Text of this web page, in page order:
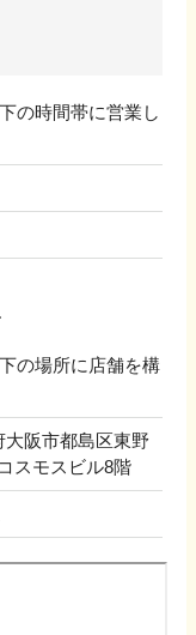
の時間帯に営業し
の場所に店舗を構
大阪市都島区東野
スモスビル8階